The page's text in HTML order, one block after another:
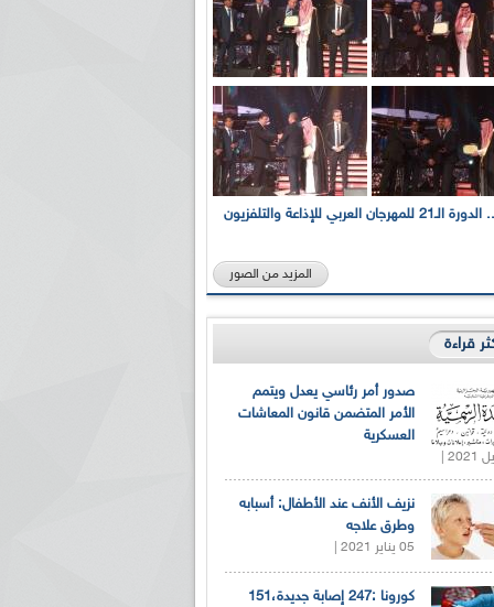
بالصور... الدورة الـ21 للمهرجان العربي للإذاعة والتلفزيون
المزيد من الصور
قراءة
صدور أمر رئاسي يعدل ويتمم
الأمر المتضمن قانون المعاشات
العسكرية
نزيف الأنف عند الأطفال: أسبابه
وطرق علاجه
05 يناير 2021 |
كورونا :247 إصابة جديدة،151